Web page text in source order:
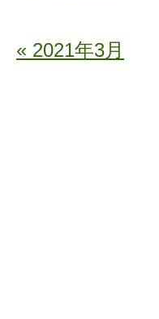
« 2021年3月